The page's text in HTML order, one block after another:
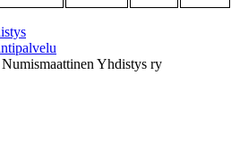
Yhdistys ry